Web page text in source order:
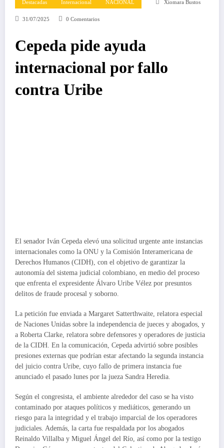
Destacadas Internacional NACIONAL Xiomara Bustos
31/07/2025 0 Comentarios
Cepeda pide ayuda
internacional por fallo
contra Uribe
El senador Iván Cepeda elevó una solicitud urgente ante instancias
internacionales como la ONU y la Comisión Interamericana de
Derechos Humanos (CIDH), con el objetivo de garantizar la
autonomía del sistema judicial colombiano, en medio del proceso
que enfrenta el expresidente Álvaro Uribe Vélez por presuntos
delitos de fraude procesal y soborno.
La petición fue enviada a Margaret Satterthwaite, relatora especial
de Naciones Unidas sobre la independencia de jueces y abogados, y
a Roberta Clarke, relatora sobre defensores y operadores de justicia
de la CIDH. En la comunicación, Cepeda advirtió sobre posibles
presiones externas que podrían estar afectando la segunda instancia
del juicio contra Uribe, cuyo fallo de primera instancia fue
anunciado el pasado lunes por la jueza Sandra Heredia.
Según el congresista, el ambiente alrededor del caso se ha visto
contaminado por ataques políticos y mediáticos, generando un
riesgo para la integridad y el trabajo imparcial de los operadores
judiciales. Además, la carta fue respaldada por los abogados
Reinaldo Villalba y Miguel Ángel del Río, así como por la testigo